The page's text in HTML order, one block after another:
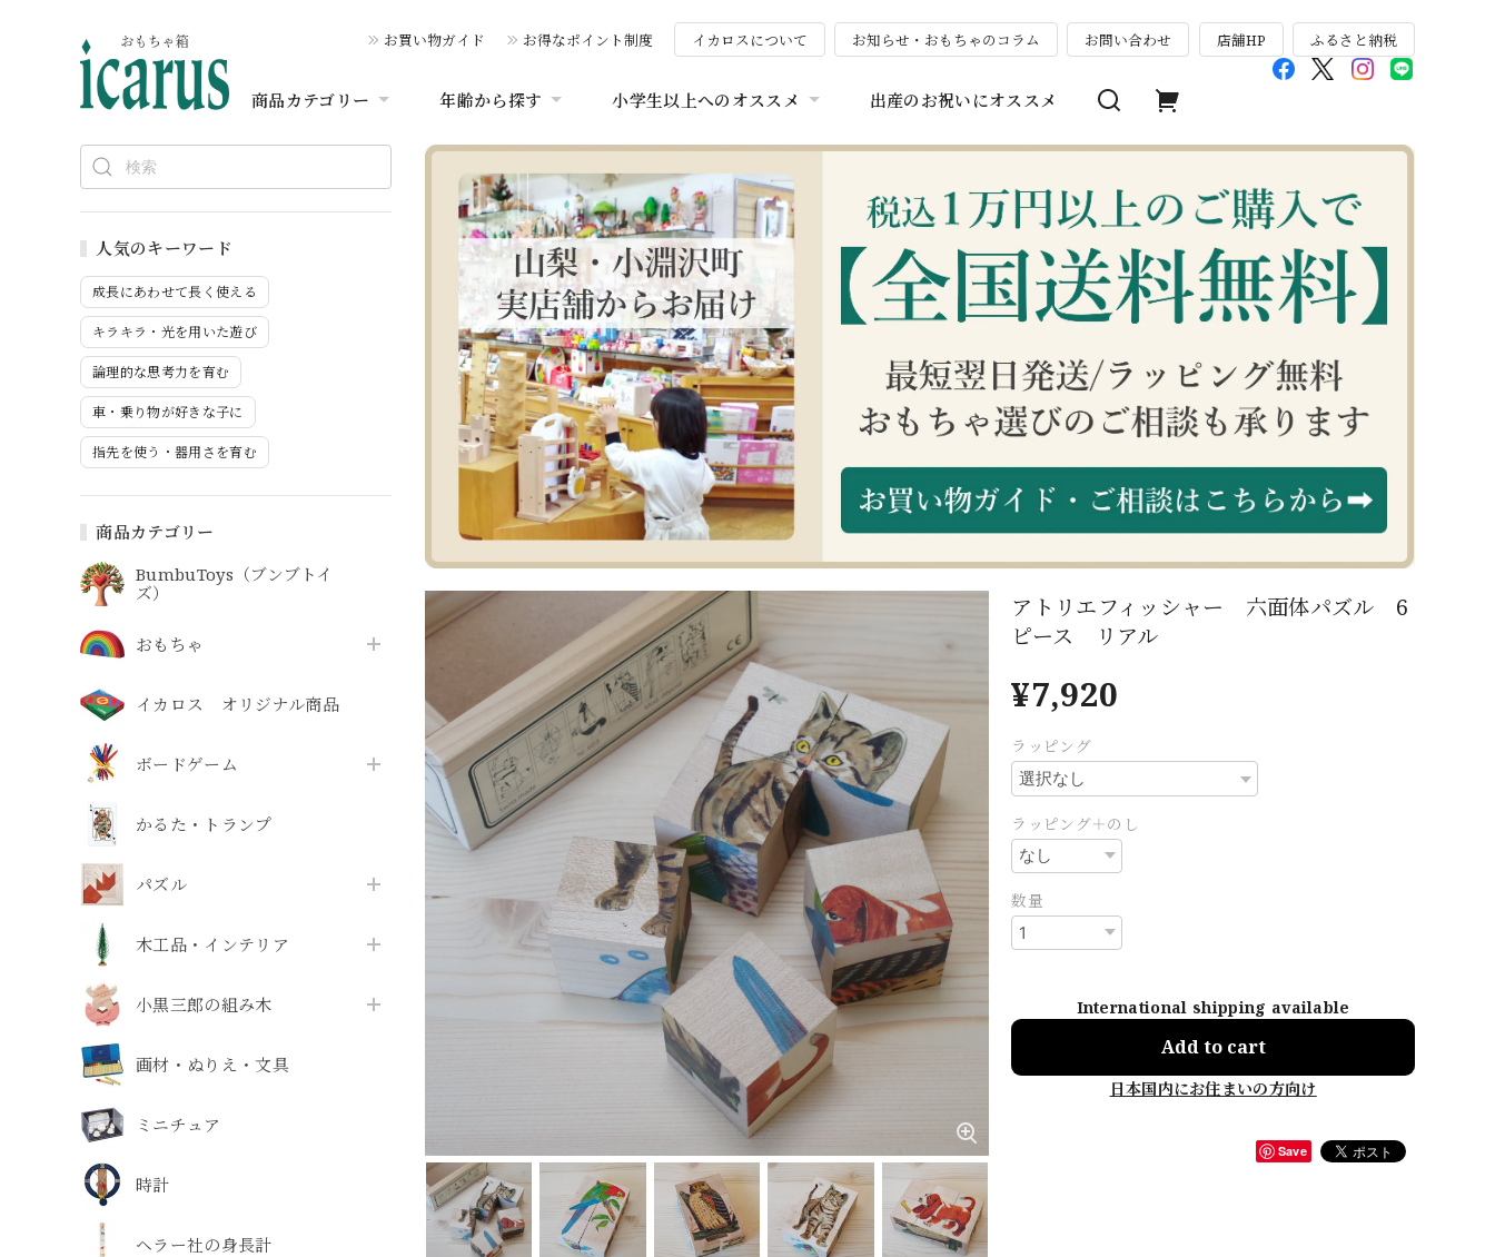
お買い物ガイド お得なポイント制度 イカロスについて お知らせ・おもちゃのコラム お問い合わせ 店舗HP ふるさと納税
商品カテゴリー 年齢から探す 小学生以上へのオススメ 出産のお祝いにオススメ
人気のキーワード
成長にあわせて長く使える
キラキラ・光を用いた遊び
論理的な思考力を育む
車・乗り物が好きな子に
指先を使う・器用さを育む
商品カテゴリー
BumbuToys（ブンブトイ
ズ）
おもちゃ
イカロス オリジナル商品
ボードゲーム
かるた・トランプ
パズル
木工品・インテリア
小黒三郎の組み木
画材・ぬりえ・文具
ミニチュア
時計
ヘラー社の身長計
アトリエフィッシャー 六面体パズル 6
ピース リアル
¥7,920
ラッピング
ラッピング＋のし
数量
International shipping available
Add to cart
日本国内にお住まいの方向け
Save